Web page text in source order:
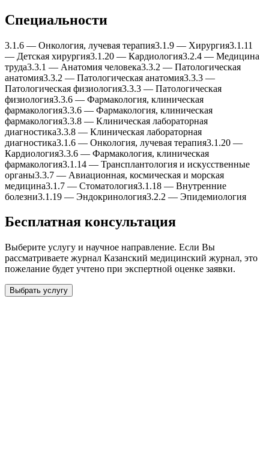
Специальности
3.1.6 — Онкология, лучевая терапия3.1.9 — Xирургия3.1.11
— Детская xирургия3.1.20 — Кардиология3.2.4 — Медицина
труда3.3.1 — Анатомия человека3.3.2 — Патологическая
анатомия3.3.2 — Патологическая анатомия3.3.3 —
Патологическая физиология3.3.3 — Патологическая
физиология3.3.6 — Фармакология, клиническая
фармакология3.3.6 — Фармакология, клиническая
фармакология3.3.8 — Клиническая лабораторная
диагностика3.3.8 — Клиническая лабораторная
диагностика3.1.6 — Онкология, лучевая терапия3.1.20 —
Кардиология3.3.6 — Фармакология, клиническая
фармакология3.1.14 — Трансплантология и искусственные
органы3.3.7 — Авиационная, космическая и морская
медицина3.1.7 — Стоматология3.1.18 — Внутренние
болезни3.1.19 — Эндокринология3.2.2 — Эпидемиология
Бесплатная консультация
Выберите услугу и научное направление. Если Вы
рассматриваете журнал Казанский медицинский журнал, это
пожелание будет учтено при экспертной оценке заявки.
Выбрать услугу